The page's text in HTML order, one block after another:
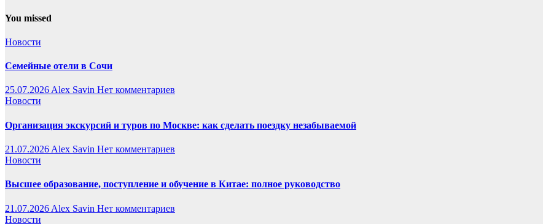
You missed
Новости
Семейные отели в Сочи
25.07.2026Alex Savin Нет комментариев
Новости
Организация экскурсий и туров по Москве: как сделать поездку незабываемой
21.07.2026 Alex Savin Нет комментариев
Новости
Высшее образование, поступление и обучение в Китае: полное руководство
21.07.2026 Alex Savin Нет комментариев
Новости